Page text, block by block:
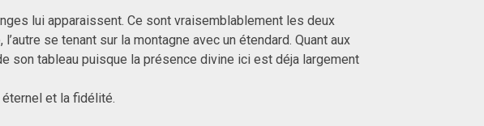
lui apparaissent. Ce sont vraisemblablement les deux
se tenant sur la montagne avec un étendard. Quant aux
son tableau puisque la présence divine ici est déja largement
et la fidélité.